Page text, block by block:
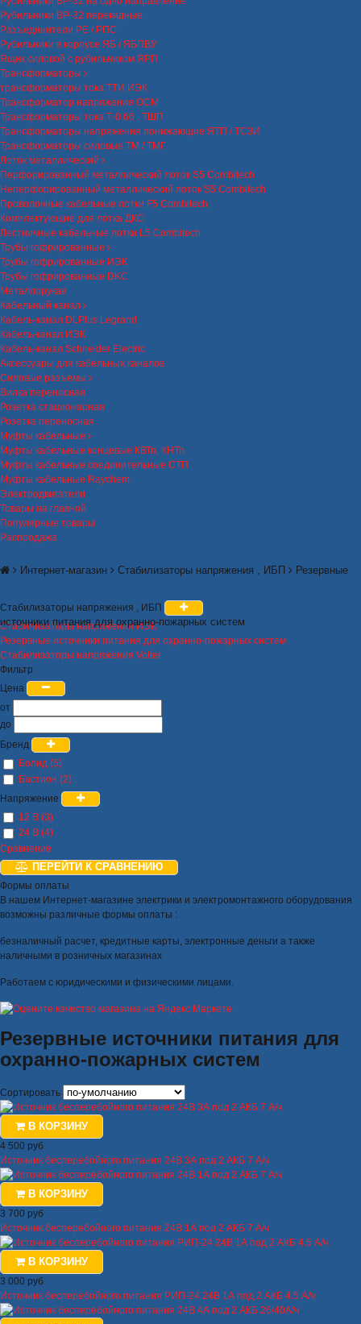
Рубильники ВР-32 перекидные
Разъединители РЕ / РПС
Рубильники в корпусе ЯБ / ЯБПВУ
Ящик силовой с рубильником ЯРП
Трансформаторы
трансформаторы тока ТТИ ИЭК
Трансформатор напряжения ОСМ
Трансформаторы тока Т-0.66 , ТШП
Трансформаторы напряжения понижающие ЯТП / ТСЗИ
Трансформаторы силовые ТМ / ТМГ
Лоток металлический
Перфорированный металлический лоток S5 Combitech
Неперфорированный металлический лоток S5 Combitech
Проволочные кабельные лотки F5 Combitech
Комплектующие для лотка ДКС
Лестничные кабельные лотки L5 Combitech
Трубы гофрированные
Трубы гофрированные ИЭК
Трубы гофрированные DKC
Металлорукав
Кабельный канал
Кабель-канал DLPlus Legrand
Кабель-канал ИЭК
Кабель-канал Schneider Electric
Аксессуары для кабельных каналов
Силовые разъемы
Вилка переносная
Розетка стационарная
Розетка переносная
Муфты кабельные
Муфты кабельные концевые КВТп, КНТп
Муфты кабельные соединительные СТП
Муфты кабельные Raychem
Электродвигатели
Товары на главной
Популярные товары
Распродажа
Интернет-магазин Стабилизаторы напряжения , ИБП Резервные
источники питания для охранно-пожарных систем
Стабилизаторы напряжения , ИБП
Стабилизаторы напряжения ИЭК
Резервные источники питания для охранно-пожарных систем
Стабилизаторы напряжения Volter
Фильтр
Цена
от
до
Бренд
Болид (5)
Бастион (2)
Напряжение
12 В (3)
24 В (4)
Сравнение
ПЕРЕЙТИ К СРАВНЕНИЮ
Формы оплаты
В нашем Интернет-магазине электрики и электромонтажного оборудования
возможны различные формы оплаты :
безналичный расчет, кредитные карты, электронные деньги а также
наличными в розничных магазинах
Работаем с юридическими и физическими лицами.
Резервные источники питания для
охранно-пожарных систем
Сортировать
В КОРЗИНУ
4 500 руб
Источник бесперебойного питания 24В 3А под 2 АКБ 7 А/ч
В КОРЗИНУ
3 700 руб
Источник бесперебойного питания 24В 1А под 2 АКБ 7 А/ч
В КОРЗИНУ
3 000 руб
Источник бесперебойного питания РИП-24 24В 1А под 2 АКБ 4.5 А/ч